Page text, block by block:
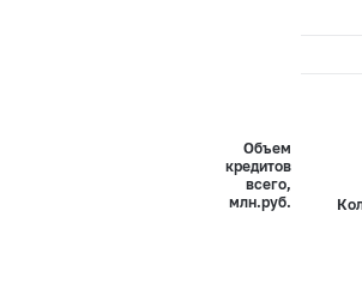
Объем
кредитов
всего,
млн.руб.